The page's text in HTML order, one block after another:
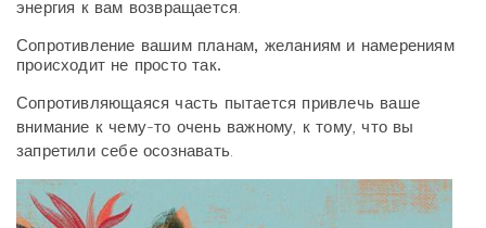
энергия к вам возвращается.
Сопротивление вашим планам, желаниям и намерениям
происходит не просто так.
Сопротивляющаяся часть пытается привлечь ваше
внимание к чему-то очень важному, к тому, что вы
запретили себе осознавать.